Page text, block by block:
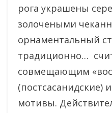
рога украшены
золочеными
орнаментальный
традиционно…
совмещающим
(постсасанидские)
мотивы.